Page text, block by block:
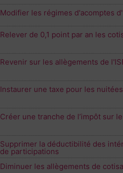
Modifier les régimes d'acomptes
Relever de 0,1 point par an les
Revenir sur les allègements de
Instaurer une taxe pour les
Créer une tranche de l’impôt sur
Supprimer la déductibilité des
de participations
Diminuer les allègements de